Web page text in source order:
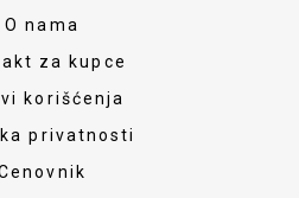
O nama
za kupce
korišćenja
privatnosti